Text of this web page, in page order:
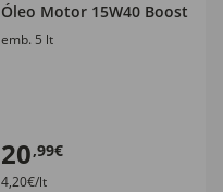
Óleo Motor 15W40 Boost
emb. 5 lt
20,99€
4,20€/lt